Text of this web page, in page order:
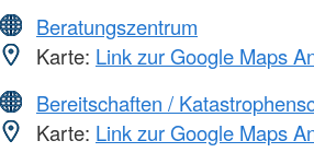
Beratungszentrum
Karte: Link zur Google Maps
Bereitschaften /
Karte: Link zur Google Maps